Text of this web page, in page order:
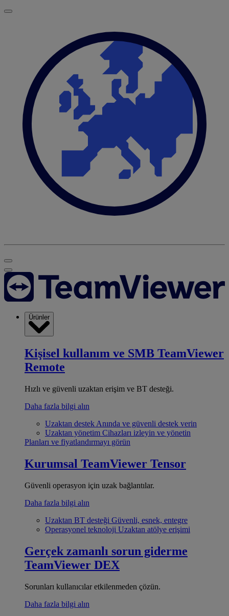
Ürünler
Kişisel kullanım ve SMB TeamViewer
Remote
Hızlı ve güvenli uzaktan erişim ve BT desteği.
Daha fazla bilgi alın
Uzaktan destek Anında ve güvenli destek verin
Uzaktan yönetim Cihazları izleyin ve yönetin
Planları ve fiyatlandırmayı görün
Kurumsal TeamViewer Tensor
Güvenli operasyon için uzak bağlantılar.
Daha fazla bilgi alın
Uzaktan BT desteği Güvenli, esnek, entegre
Operasyonel teknoloji Uzaktan atölye erişimi
Gerçek zamanlı sorun giderme
TeamViewer DEX
Sorunları kullanıcılar etkilenmeden çözün.
Daha fazla bilgi alın